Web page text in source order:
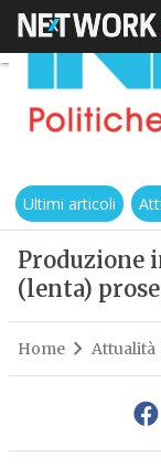
Ultimi articoli
Produzione
(lenta)
Home Attualità